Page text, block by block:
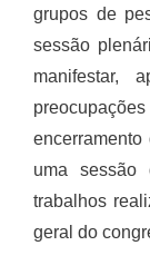
grupos de
sessão
manifestar,
uma sessão
trabalhos
geral do